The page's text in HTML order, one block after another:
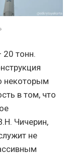
тонн.
некоторым
в том, что
Чичерин,
не